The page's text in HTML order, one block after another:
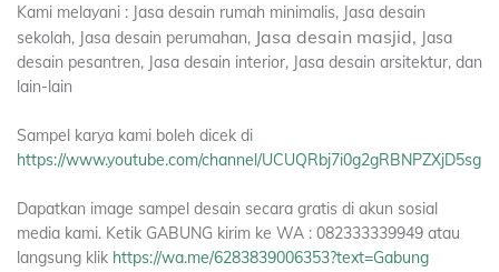
Kami melayani : Jasa desain rumah minimalis, Jasa desain
sekolah, Jasa desain perumahan, Jasa desain masjid, Jasa
desain pesantren, Jasa desain interior, Jasa desain arsitektur, dan
lain-lain
Sampel karya kami boleh dicek di
https://www.youtube.com/channel/UCUQRbj7i0g2gRBNPZXjD5sg
Dapatkan image sampel desain secara gratis di akun sosial
media kami. Ketik GABUNG kirim ke WA : 082333339949 atau
langsung klik https://wa.me/6283839006353?text=Gabung